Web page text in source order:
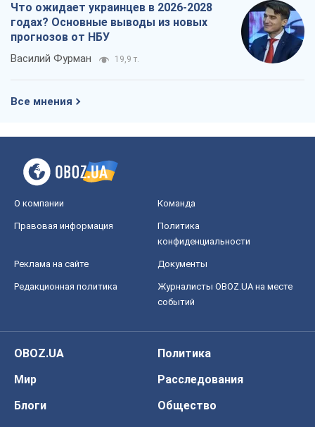
Что ожидает украинцев в 2026-2028
годах? Основные выводы из новых
прогнозов от НБУ
Василий Фурман 19,9 т.
Все мнения
О компании Команда
Правовая информация
Политика
конфиденциальности
Реклама на сайте Документы
Редакционная политика
Журналисты OBOZ.UA на месте
событий
OBOZ.UA
Политика
Мир
Расследования
Блоги
Общество